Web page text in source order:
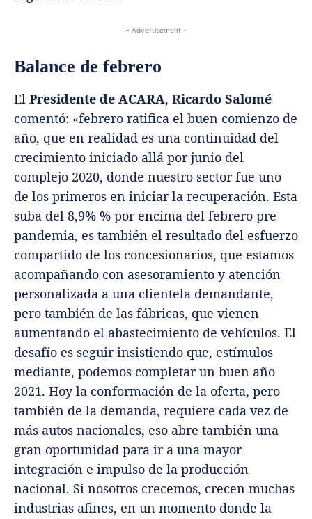
- Advertisement -
Balance de febrero
El Presidente de ACARA, Ricardo Salomé
comentó: «febrero ratifica el buen comienzo de
año, que en realidad es una continuidad del
crecimiento iniciado allá por junio del
complejo 2020, donde nuestro sector fue uno
de los primeros en iniciar la recuperación. Esta
suba del 8,9% % por encima del febrero pre
pandemia, es también el resultado del esfuerzo
compartido de los concesionarios, que estamos
acompañando con asesoramiento y atención
personalizada a una clientela demandante,
pero también de las fábricas, que vienen
aumentando el abastecimiento de vehículos. El
desafío es seguir insistiendo que, estímulos
mediante, podemos completar un buen año
2021. Hoy la conformación de la oferta, pero
también de la demanda, requiere cada vez de
más autos nacionales, eso abre también una
gran oportunidad para ir a una mayor
integración e impulso de la producción
nacional. Si nosotros crecemos, crecen muchas
industrias afines, en un momento donde la